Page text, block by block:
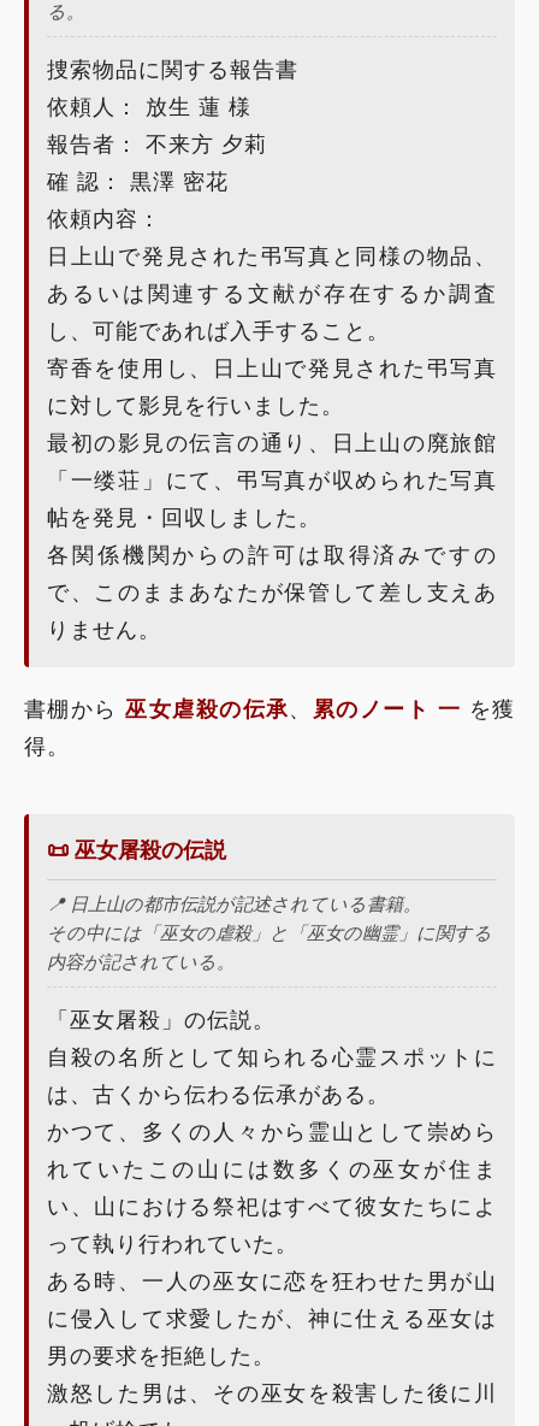
る。
捜索物品に関する報告書
依頼人： 放生 蓮 様
報告者： 不来方 夕莉
確 認： 黒澤 密花
依頼内容：
日上山で発見された弔写真と同様の物品、
あるいは関連する文献が存在するか調査
し、可能であれば入手すること。
寄香を使用し、日上山で発見された弔写真
に対して影見を行いました。
最初の影見の伝言の通り、日上山の廃旅館
「一缕荘」にて、弔写真が収められた写真
帖を発見・回収しました。
各関係機関からの許可は取得済みですの
で、このままあなたが保管して差し支えあ
りません。
書棚から巫女虐殺の伝承、 累のノート 一 を獲
得。
📜 巫女屠殺の伝説
📍 日上山の都市伝説が記述されている書籍。
その中には「巫女の虐殺」と「巫女の幽霊」に関する
内容が記されている。
「巫女屠殺」の伝説。
自殺の名所として知られる心霊スポットに
は、古くから伝わる伝承がある。
かつて、多くの人々から霊山として崇めら
れていたこの山には数多くの巫女が住ま
い、山における祭祀はすべて彼女たちによ
って執り行われていた。
ある時、一人の巫女に恋を狂わせた男が山
に侵入して求愛したが、神に仕える巫女は
男の要求を拒絶した。
激怒した男は、その巫女を殺害した後に川